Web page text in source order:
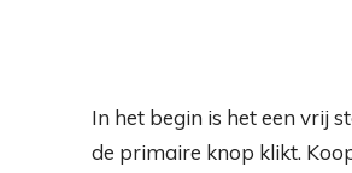
In het begin is het een vrij
de primaire knop klikt.